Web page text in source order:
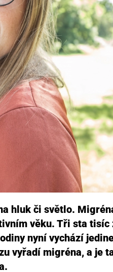
hluk či světlo.
věku. Tři sta tisíc
nyní vychází
vyřadí migréna, a je